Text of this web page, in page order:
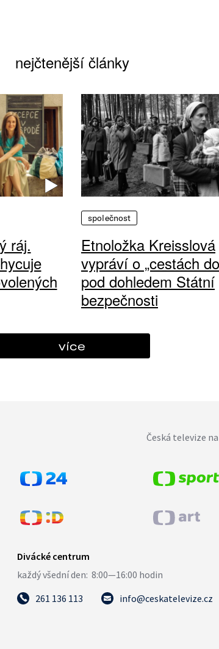
nejčtenější články
ráj.
společnost
Etnoložka Kreisslová
vypráví o „cestách
pod dohledem Státní
bezpečnosti
více
Česká televize
261 136 113 info@ceskatelevize.cz